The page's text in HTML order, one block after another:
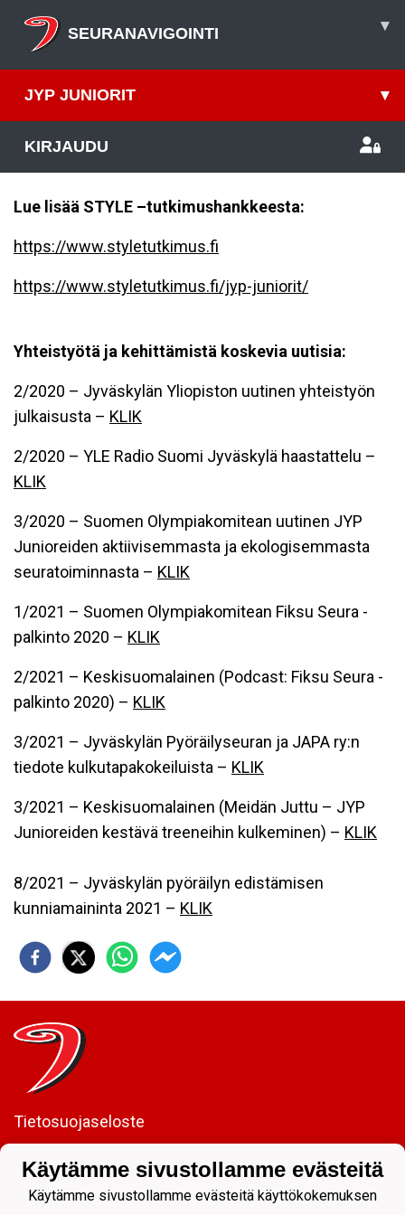
SEURANAVIGOINTI ▾
JYP JUNIORIT ▾
KIRJAUDU
Lue lisää STYLE –tutkimushankkeesta:
https://www.styletutkimus.fi
https://www.styletutkimus.fi/jyp-juniorit/
Yhteistyötä ja kehittämistä koskevia uutisia:
2/2020 – Jyväskylän Yliopiston uutinen yhteistyön
julkaisusta – KLIK
2/2020 – YLE Radio Suomi Jyväskylä haastattelu –
KLIK
3/2020 – Suomen Olympiakomitean uutinen JYP
Junioreiden aktiivisemmasta ja ekologisemmasta
seuratoiminnasta – KLIK
1/2021 – Suomen Olympiakomitean Fiksu Seura -
palkinto 2020 – KLIK
2/2021 – Keskisuomalainen (Podcast: Fiksu Seura -
palkinto 2020) – KLIK
3/2021 – Jyväskylän Pyöräilyseuran ja JAPA ry:n
tiedote kulkutapakokeiluista – KLIK
3/2021 – Keskisuomalainen (Meidän Juttu – JYP
Junioreiden kestävä treeneihin kulkeminen) – KLIK
8/2021 – Jyväskylän pyöräilyn edistämisen
kunniamaininta 2021 – KLIK
Tietosuojaseloste
JYP Juniorit ry
Kuntoportti 5 | 40700 JYVÄSKYLÄ |
Käytämme sivustollamme evästeitä
Käytämme sivustollamme evästeitä käyttökokemuksen